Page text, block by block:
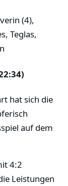
(4),
Teglas,
hat sich die
auf dem
4:2
Leistungen